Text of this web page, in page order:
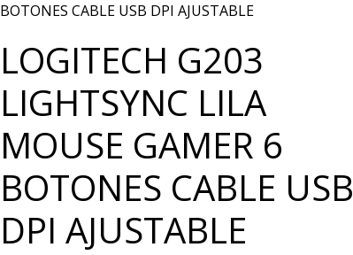
BOTONES CABLE USB DPI AJUSTABLE
LOGITECH G203
LIGHTSYNC LILA
MOUSE GAMER 6
BOTONES CABLE USB
DPI AJUSTABLE